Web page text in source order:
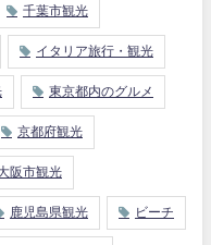
千葉市観光
イタリア旅行・観光
東京都内のグルメ
京都府観光
阪市観光
鹿児島県観光 ビーチ